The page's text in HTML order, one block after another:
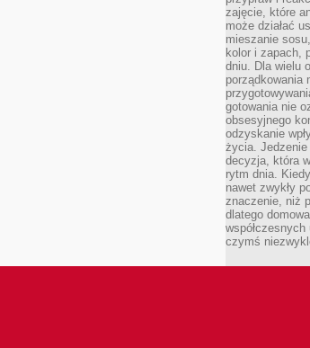
zajęcie, które
może działać
mieszanie
kolor i zapach,
dniu. Dla wielu
porządkowania
gotowania nie
obsesyjnego
odzyskanie
życia.
decyzja, która
rytm dnia.
nawet zwykły
znaczenie, niż
dlatego
czymś